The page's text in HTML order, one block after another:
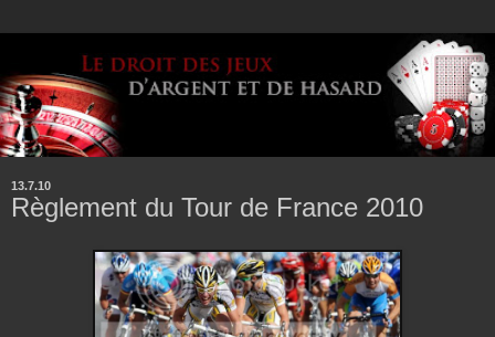
13.7.10
Règlement du Tour de France 2010